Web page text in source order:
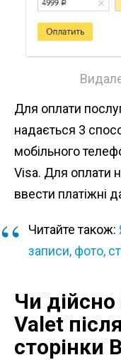
Для оплати
надається 3
мобільного
Visa. Для оплати
ввести платіжні
Читайте також:
записи, фото,
Чи
Valet
сторінки